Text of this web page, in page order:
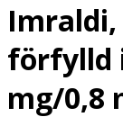
förfylld
mg/0,8